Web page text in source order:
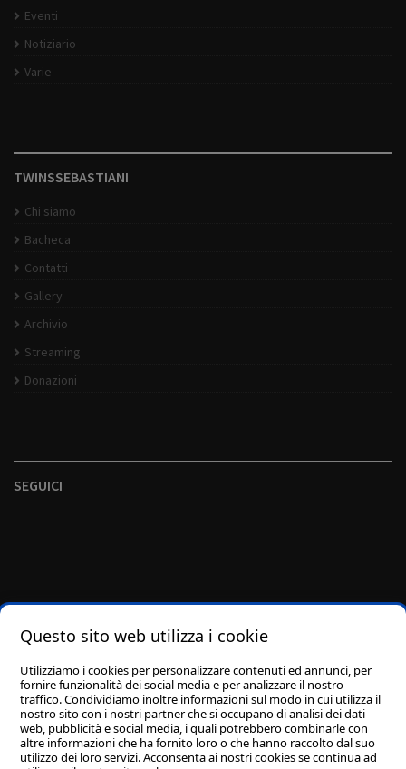
Eventi
Notiziario
Varie
TWINSSEBASTIANI
Chi siamo
Bacheca
Contatti
Gallery
Archivio
Streaming
Donazioni
SEGUICI
Questo sito web utilizza i cookie
Utilizziamo i cookies per personalizzare contenuti ed annunci, per
fornire funzionalità dei social media e per analizzare il nostro
traffico. Condividiamo inoltre informazioni sul modo in cui utilizza il
nostro sito con i nostri partner che si occupano di analisi dei dati
web, pubblicità e social media, i quali potrebbero combinarle con
altre informazioni che ha fornito loro o che hanno raccolto dal suo
utilizzo dei loro servizi. Acconsenta ai nostri cookies se continua ad